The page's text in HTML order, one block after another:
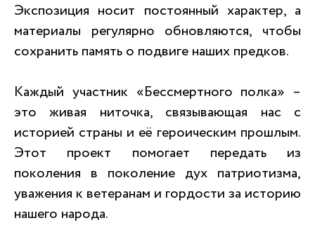
Экспозиция носит постоянный характер, а
материалы регулярно обновляются, чтобы
сохранить память о подвиге наших предков.
Каждый участник «Бессмертного полка» –
это живая ниточка, связывающая нас с
историей страны и её героическим прошлым.
Этот проект помогает передать из
поколения в поколение дух патриотизма,
уважения к ветеранам и гордости за историю
нашего народа.